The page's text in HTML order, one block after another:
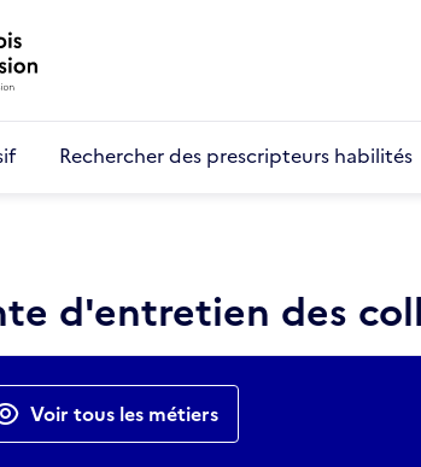
Rechercher des prescripteurs habilités
d'entretien des
Voir tous les métiers